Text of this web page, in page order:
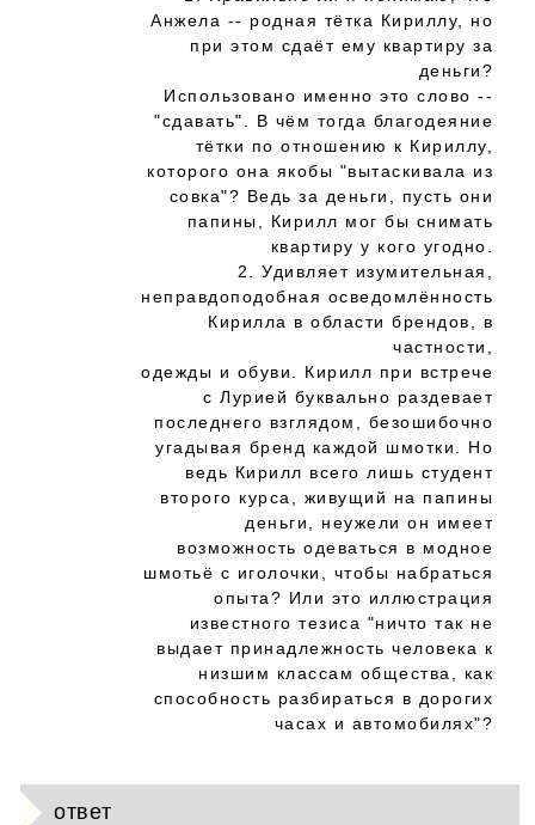
Анжела -- родная тётка Кириллу, но
при этом сдаёт ему квартиру за
деньги?
Использовано именно это слово --
"сдавать". В чём тогда благодеяние
тётки по отношению к Кириллу,
которого она якобы "вытаскивала из
совка"? Ведь за деньги, пусть они
папины, Кирилл мог бы снимать
квартиру у кого угодно.
2. Удивляет изумительная,
неправдоподобная осведомлённость
Кирилла в области брендов, в
частности,
одежды и обуви. Кирилл при встрече
с Лурией буквально раздевает
последнего взглядом, безошибочно
угадывая бренд каждой шмотки. Но
ведь Кирилл всего лишь студент
второго курса, живущий на папины
деньги, неужели он имеет
возможность одеваться в модное
шмотьё с иголочки, чтобы набраться
опыта? Или это иллюстрация
известного тезиса "ничто так не
выдает принадлежность человека к
низшим классам общества, как
способность разбираться в дорогих
часах и автомобилях"?
ответ